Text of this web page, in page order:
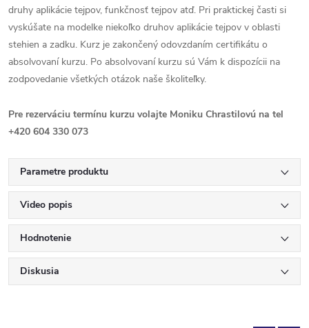
druhy aplikácie tejpov, funkčnosť tejpov atď. Pri praktickej časti si
vyskúšate na modelke niekoľko druhov aplikácie tejpov v oblasti
stehien a zadku. Kurz je zakončený odovzdaním certifikátu o
absolvovaní kurzu. Po absolvovaní kurzu sú Vám k dispozícii na
zodpovedanie všetkých otázok naše školiteľky.
Pre rezerváciu termínu kurzu volajte Moniku Chrastilovú na tel
+420 604 330 073
Parametre produktu
Video popis
Hodnotenie
Diskusia